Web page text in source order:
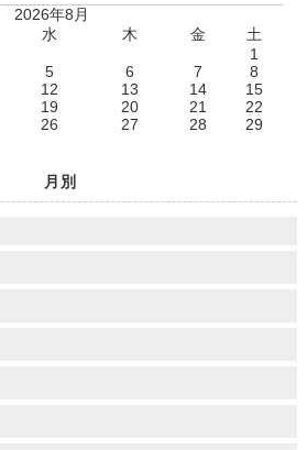
2026年8月
水 木 金
土
1
5 6 7
8
12 13 14
15
19 20 21
22
26 27 28
29
月別